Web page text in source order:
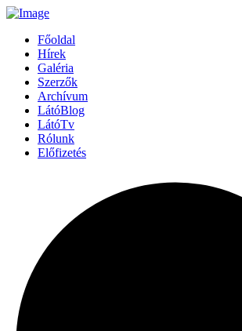
Főoldal
Hírek
Galéria
Szerzők
Archívum
LátóBlog
LátóTv
Rólunk
Előfizetés